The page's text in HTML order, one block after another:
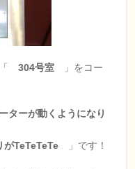
「304号室 」をコー
ターが動くようになり
がTeTeTeTe 」です！